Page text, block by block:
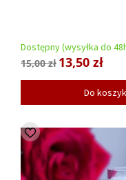
Dostępny (wysyłka do
15,00 zł 13,50 zł
Do